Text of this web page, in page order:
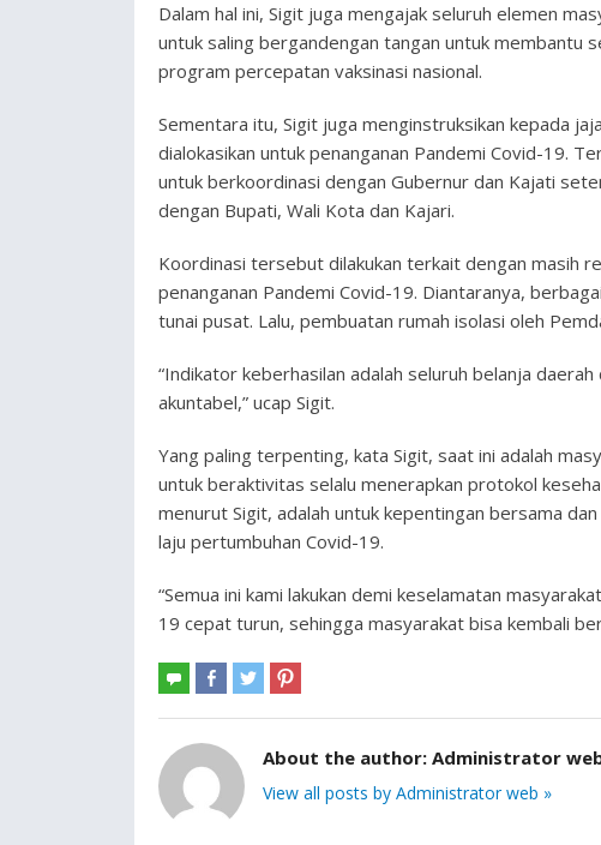
Dalam hal ini, Sigit juga mengajak seluruh elemen
untuk saling bergandengan tangan untuk membantu
program percepatan vaksinasi nasional.
Sementara itu, Sigit juga menginstruksikan kepada
dialokasikan untuk penanganan Pandemi Covid-19.
untuk berkoordinasi dengan Gubernur dan Kajati
dengan Bupati, Wali Kota dan Kajari.
Koordinasi tersebut dilakukan terkait dengan masih
penanganan Pandemi Covid-19. Diantaranya,
tunai pusat. Lalu, pembuatan rumah isolasi oleh
“Indikator keberhasilan adalah seluruh belanja
akuntabel,” ucap Sigit.
Yang paling terpenting, kata Sigit, saat ini adalah
untuk beraktivitas selalu menerapkan protokol
menurut Sigit, adalah untuk kepentingan bersama
laju pertumbuhan Covid-19.
“Semua ini kami lakukan demi keselamatan
19 cepat turun, sehingga masyarakat bisa kembali
About the author: Administrator
View all posts by Administrator web »